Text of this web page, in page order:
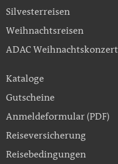
Silvesterreisen
Weihnachtsreisen
ADAC Weihnachtskonzert
Kataloge
Gutscheine
Anmeldeformular (PDF)
Reiseversicherung
Reisebedingungen